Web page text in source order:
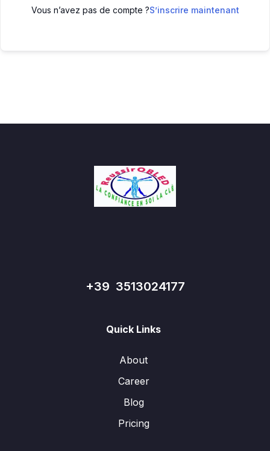
Vous n’avez pas de compte ?S’inscrire maintenant
+39 3513024177
Quick Links
About
Career
Blog
Pricing